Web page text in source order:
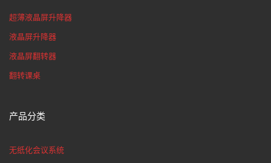
超薄液晶屏升降器
液晶屏升降器
液晶屏翻转器
翻转课桌
产品分类
无纸化会议系统